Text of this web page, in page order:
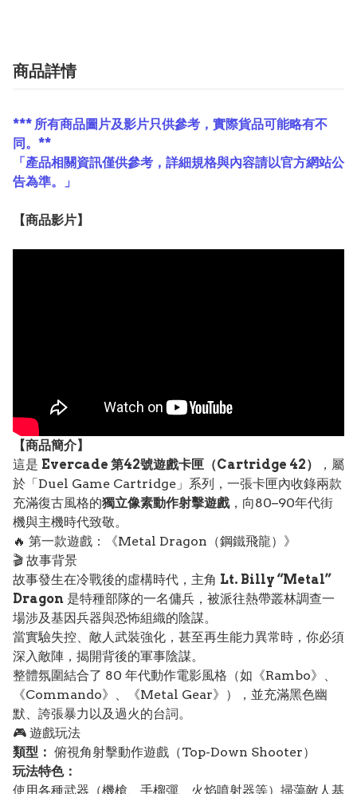
商品詳情
*** 所有商品圖片及影片只供參考，實際貨品可能略有不
同。**
「產品相關資訊僅供參考，詳細規格與內容請以官方網站公
告為準。」
【商品影片】
【商品簡介】
這是 Evercade 第42號遊戲卡匣（Cartridge 42）
，屬
於「Duel Game Cartridge」系列，一張卡匣內收錄兩款
充滿復古風格的獨立像素動作射擊遊戲，向80–90年代街
機與主機時代致敬。
🔥 第一款遊戲：《Metal Dragon（鋼鐵飛龍）》
🎬 故事背景
故事發生在冷戰後的虛構時代，主角 Lt. Billy “Metal”
Dragon 是特種部隊的一名傭兵，被派往熱帶叢林調查一
場涉及基因兵器與恐怖組織的陰謀。
當實驗失控、敵人武裝強化，甚至再生能力異常時，你必須
深入敵陣，揭開背後的軍事陰謀。
整體氛圍結合了 80 年代動作電影風格（如《Rambo》、
《Commando》、《Metal Gear》），並充滿黑色幽
默、誇張暴力以及過火的台詞。
🎮 遊戲玩法
類型： 俯視角射擊動作遊戲（Top-Down Shooter）
玩法特色：
使用各種武器（機槍、手榴彈、火焰噴射器等）掃蕩敵人基